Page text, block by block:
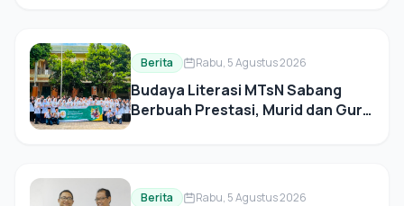
Berita Rabu, 5 Agustus 2026
Budaya Literasi MTsN Sabang
Berbuah Prestasi, Murid dan Guru
Berita Rabu, 5 Agustus 2026